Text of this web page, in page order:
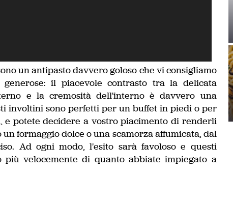
un antipasto davvero goloso che vi consigliamo
il piacevole contrasto tra la delicata
e la cremosità dell'interno è davvero una
involtini sono perfetti per un buffet in piedi o per
e potete decidere a vostro piacimento di renderli
formaggio dolce o una scamorza affumicata, dal
Ad ogni modo, l'esito sarà favoloso e questi
velocemente di quanto abbiate impiegato a